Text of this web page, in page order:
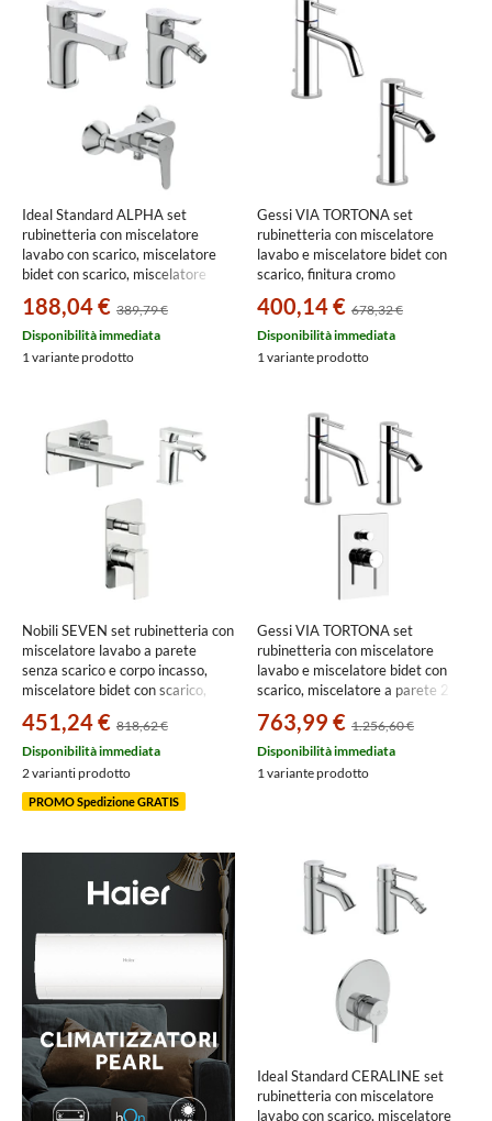
Ideal Standard ALPHA set
rubinetteria con miscelatore
lavabo con scarico, miscelatore
bidet con scarico, miscelatore
cromo SETALPH02
188,04 € 389,79 €
Disponibilità immediata
1 variante prodotto
Gessi VIA TORTONA set
rubinetteria con miscelatore
lavabo e miscelatore bidet con
scarico, finitura cromo
400,14 € 678,32 €
Disponibilità immediata
1 variante prodotto
Nobili SEVEN set rubinetteria con
miscelatore lavabo a parete
senza scarico e corpo incasso,
miscelatore bidet con scarico,
ad incasso senza corpo incasso,
finitura cromo
SE124198CR+SE124119/1CR+SE124100/ECR
451,24 € 818,62 €
Disponibilità immediata
2 varianti prodotto
PROMO Spedizione GRATIS
Gessi VIA TORTONA set
rubinetteria con miscelatore
lavabo e miscelatore bidet con
scarico, miscelatore a parete 2
corpo incasso, finitura cromo
SETVIAT003
763,99 € 1.256,60 €
Disponibilità immediata
1 variante prodotto
Ideal Standard CERALINE set
rubinetteria con miscelatore
lavabo con scarico, miscelatore